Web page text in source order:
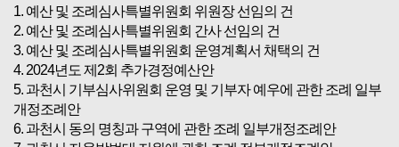
1. 예산 및 조례심사특별위원회 위원장 선임의 건
2. 예산 및 조례심사특별위원회 간사 선임의 건
3. 예산 및 조례심사특별위원회 운영계획서 채택의 건
4. 2024년도 제2회 추가경정예산안
5. 과천시 기부심사위원회 운영 및 기부자 예우에 관한 조례 일부
개정조례안
6. 과천시 동의 명칭과 구역에 관한 조례 일부개정조례안